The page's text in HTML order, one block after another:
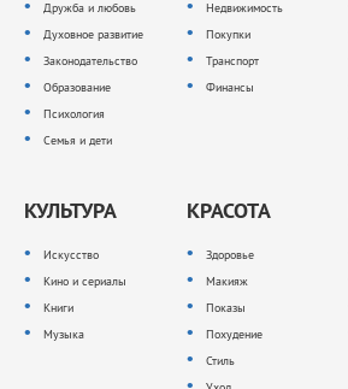
Дружба и любовь
Духовное развитие
Законодательство
Образование
Психология
Семья и дети
Недвижимость
Покупки
Транспорт
Финансы
КУЛЬТУРА
Искусство
Кино и сериалы
Книги
Музыка
КРАСОТА
Здоровье
Макияж
Показы
Похудение
Стиль